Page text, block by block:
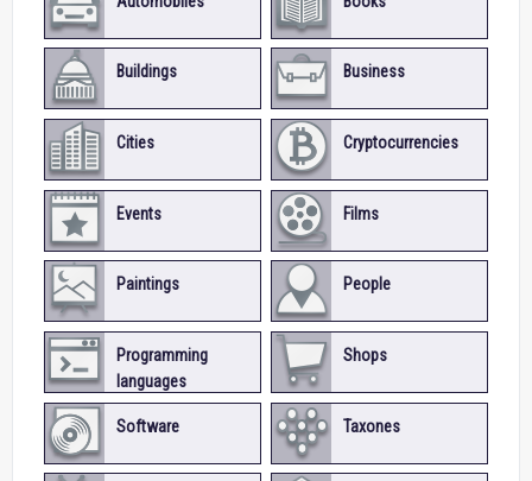
Buildings Business
Cities Cryptocurrencies
Events Films
Paintings People
Programming
languages
Shops
Software Taxones